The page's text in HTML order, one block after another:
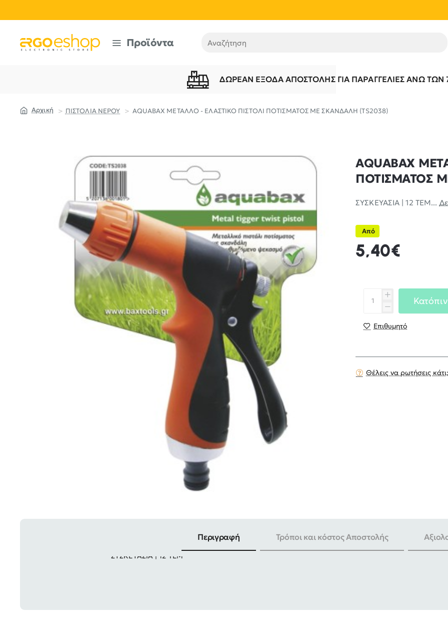
Προϊόντα Αναζήτηση
ΔΩΡΕΆΝ ΈΞΟΔΑ ΑΠΟΣΤΟΛΉΣ ΓΙΑ ΠΑΡΑΓΓΕΛΊΕΣ ΆΝΩ ΤΩΝ
ΠΙΣΤΟΛΙΑ ΝΕΡΟΥ AQUABAX ΜΕΤΑΛΛΟ - ΕΛΑΣΤΙΚΟ ΠΙΣΤΟΛΙ ΠΟΤΙΣΜΑΤΟΣ ΜΕ ΣΚΑΝΔΑΛΗ (TS2038)
AQUABAX
ΠΟΤΙΣΜΑΤΟΣ
ΣΥΣΚΕΥΑΣΙΑ | 12 ΤΕΜ...
Από
5,40€
Επιθυμητό
Θέλεις να ρωτήσεις κάτι;
Περιγραφή Τρόποι και κόστος Αποστολής
ΣΥΣΚΕΥΑΣΙΑ | 12 ΤΕΜ